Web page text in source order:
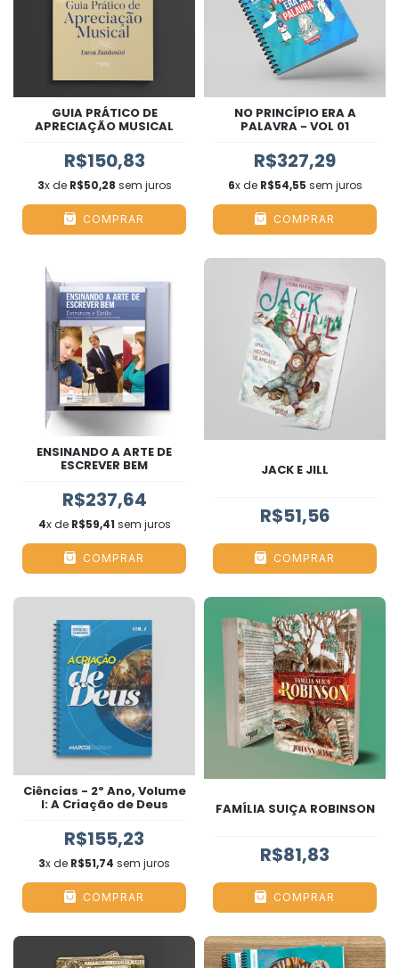
GUIA PRÁTICO DE
APRECIAÇÃO MUSICAL
R$150,83
3x de R$50,28 sem juros
COMPRAR
NO PRINCÍPIO ERA A
PALAVRA - VOL 01
R$327,29
6x de R$54,55 sem juros
COMPRAR
ENSINANDO A ARTE DE
ESCREVER BEM
R$237,64
4x de R$59,41 sem juros
COMPRAR
JACK E JILL
R$51,56
COMPRAR
Ciências - 2º Ano, Volume
I: A Criação de Deus
R$155,23
3x de R$51,74 sem juros
COMPRAR
FAMÍLIA SUIÇA ROBINSON
R$81,83
COMPRAR